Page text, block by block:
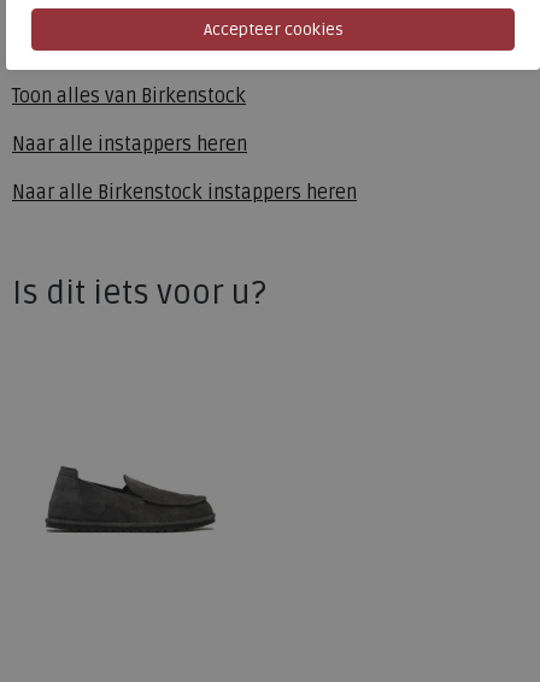
Birkenstock
Toon alles van Birkenstock
Naar alle instappers heren
Naar alle Birkenstock instappers heren
Is dit iets voor u?